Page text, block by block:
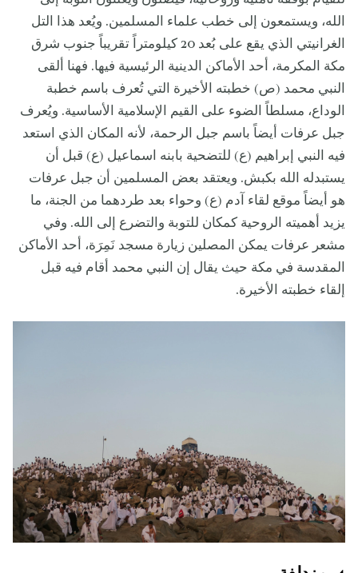
الله، ويستمعون إلى خطب علماء المسلمين. ويُعد هذا التل
الغرانيتي الذي يقع على بُعد 20 كيلومتراً تقريباً جنوب شرق
مكة المكرمة، أحد الأماكن الدينية الرئيسية فيها. فهنا ألقى
النبي محمد (ص) خطبته الأخيرة التي تُعرف باسم خطبة
الوداع، مسلطاً الضوء على القيم الإسلامية الأساسية. ويُعرف
جبل عرفات أيضاً باسم جبل الرحمة، لأنه المكان الذي استعد
فيه النبي إبراهيم (ع) للتضحية بابنه اسماعيل (ع) قبل أن
يستبدله الله بكبش. ويعتقد بعض المسلمين أن جبل عرفات
هو أيضاً موقع لقاء آدم (ع) وحواء بعد طردهما من الجنة، ما
يزيد أهميته الروحية كمكان للتوبة والتضرع إلى الله. وفي
مشعر عرفات يمكن المصلين زيارة مسجد نَمِرَة، أحد الأماكن
المقدسة في مكة حيث يقال إن النبي محمد أقام فيه قبل
إلقاء خطبته الأخيرة.